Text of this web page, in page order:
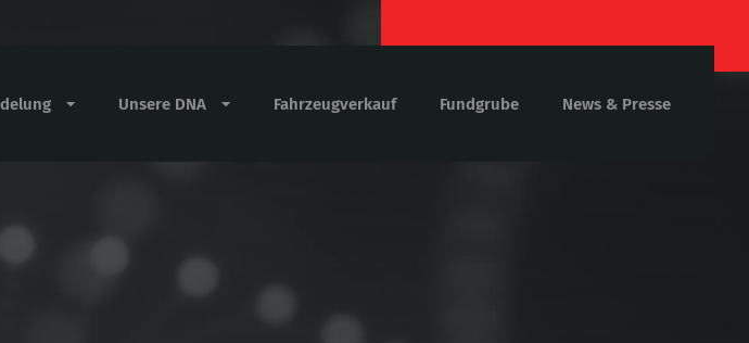
Unsere DNA Fahrzeugverkauf Fundgrube News & Presse